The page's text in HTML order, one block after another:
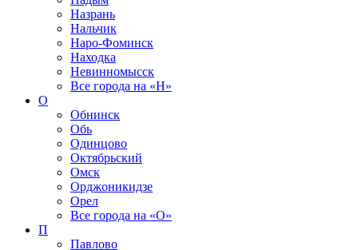
Назрань
Нальчик
Наро-Фоминск
Находка
Невинномысск
Все города на «Н»
О
Обнинск
Обь
Одинцово
Октябрьский
Омск
Орджоникидзе
Орел
Все города на «О»
П
Павлово